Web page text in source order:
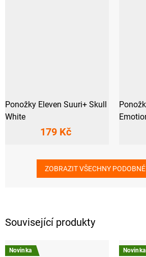
Související produkty
Novinka Novinka
Ponožky Eleven Suuri+ Skull
White
179 Kč
ZOBRAZIT VŠECHNY